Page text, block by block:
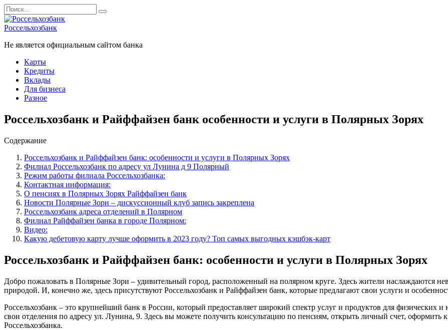
Перейти
к
содержанию
Search
for:
Россельхозбанк
Не является официальным сайтом банка
Карты
Кредиты
Вклады
Для бизнеса
Разное
Россельхозбанк и Райффайзен банк особенности и услуги в Полярных Зорях
Содержание
Россельхозбанк и Райффайзен банк: особенности и услуги в Полярных Зорях
Филиал Россельхозбанк по адресу ул Лунина д 9 Полярный
Режим работы филиала Россельхозбанка:
Контактная информация:
О пенсиях в Полярных Зорях Райффайзен банк
Новости Полярные Зори – дискуссионный клуб запись закреплена
Россельхозбанк адреса отделений в Полярном
Филиал Райффайзен банка в городе Полярном:
Видео:
Какую дебетовую карту лучше оформить в 2023 году? Топ самых выгодных кэшбэк-карт
Россельхозбанк и Райффайзен банк: особенности и услуги в Полярных Зорях
Добро пожаловать в Полярные Зори – удивительный город, расположенный на полярном круге. Здесь жители наслаждаются
природой. И, конечно же, здесь присутствуют Россельхозбанк и Райффайзен банк, которые предлагают свои услуги и
Россельхозбанк – это крупнейший банк в России, который предоставляет широкий спектр услуг и продуктов для физических
свои отделения по адресу ул. Лунина, 9. Здесь вы можете получить консультацию по пенсиям, открыть личный счет,
Россельхозбанка.